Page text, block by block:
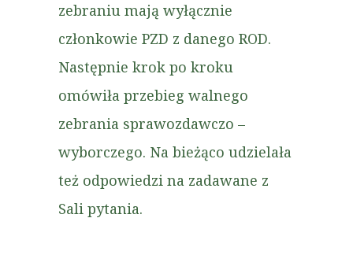
zebraniu mają wyłącznie
członkowie PZD z danego ROD.
Następnie krok po kroku
omówiła przebieg walnego
zebrania sprawozdawczo –
wyborczego. Na bieżąco udzielała
też odpowiedzi na zadawane z
Sali pytania.